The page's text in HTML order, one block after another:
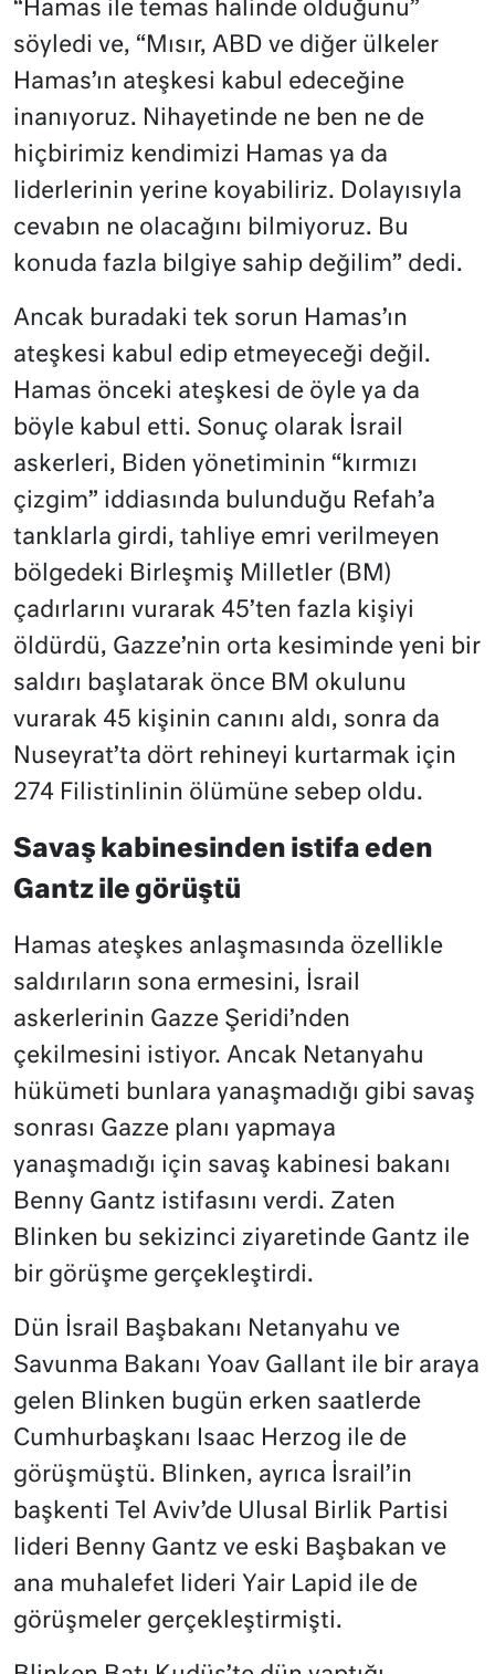
“Hamas ile temas halinde olduğunu”
söyledi ve, “Mısır, ABD ve diğer ülkeler
Hamas’ın ateşkesi kabul edeceğine
inanıyoruz. Nihayetinde ne ben ne de
hiçbirimiz kendimizi Hamas ya da
liderlerinin yerine koyabiliriz. Dolayısıyla
cevabın ne olacağını bilmiyoruz. Bu
konuda fazla bilgiye sahip değilim” dedi.
Ancak buradaki tek sorun Hamas’ın
ateşkesi kabul edip etmeyeceği değil.
Hamas önceki ateşkesi de öyle ya da
böyle kabul etti. Sonuç olarak İsrail
askerleri, Biden yönetiminin “kırmızı
çizgim” iddiasında bulunduğu Refah’a
tanklarla girdi, tahliye emri verilmeyen
bölgedeki Birleşmiş Milletler (BM)
çadırlarını vurarak 45’ten fazla kişiyi
öldürdü, Gazze’nin orta kesiminde yeni bir
saldırı başlatarak önce BM okulunu
vurarak 45 kişinin canını aldı, sonra da
Nuseyrat’ta dört rehineyi kurtarmak için
274 Filistinlinin ölümüne sebep oldu.
Savaş kabinesinden istifa eden
Gantz ile görüştü
Hamas ateşkes anlaşmasında özellikle
saldırıların sona ermesini, İsrail
askerlerinin Gazze Şeridi’nden
çekilmesini istiyor. Ancak Netanyahu
hükümeti bunlara yanaşmadığı gibi savaş
sonrası Gazze planı yapmaya
yanaşmadığı için savaş kabinesi bakanı
Benny Gantz istifasını verdi. Zaten
Blinken bu sekizinci ziyaretinde Gantz ile
bir görüşme gerçekleştirdi.
Dün İsrail Başbakanı Netanyahu ve
Savunma Bakanı Yoav Gallant ile bir araya
gelen Blinken bugün erken saatlerde
Cumhurbaşkanı Isaac Herzog ile de
görüşmüştü. Blinken, ayrıca İsrail’in
başkenti Tel Aviv’de Ulusal Birlik Partisi
lideri Benny Gantz ve eski Başbakan ve
ana muhalefet lideri Yair Lapid ile de
görüşmeler gerçekleştirmişti.